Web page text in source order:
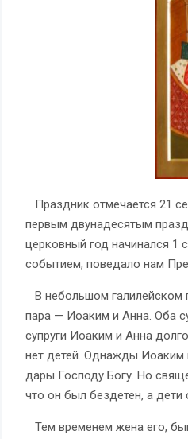
Праздник отмечается 21
первым двунадесятым
церковный год начинался 1
событием, поведало нам
В небольшом галилейском
пара — Иоаким и Анна. Оба
супруги Иоаким и Анна
нет детей. Однажды Иоаким
дары Господу Богу. Но
что он был бездетен, а
Тем временем жена его,